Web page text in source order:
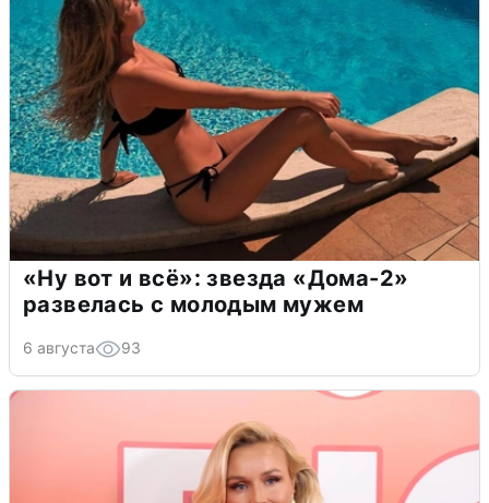
«Ну вот и всё»: звезда «Дома-2»
развелась с молодым мужем
6 августа 93